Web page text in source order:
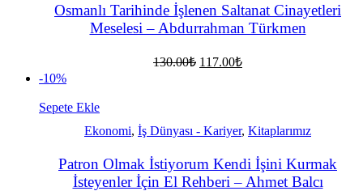
Osmanlı Tarihinde İşlenen Saltanat Cinayetleri
Meselesi – Abdurrahman Türkmen
130.00₺ Orijinal
117.00₺Şu
-10%
Sepete Ekle
Ekonomi, İş Dünyası - Kariyer, Kitaplarımız
Patron Olmak İstiyorum Kendi İşini Kurmak
İsteyenler İçin El Rehberi – Ahmet Balcı